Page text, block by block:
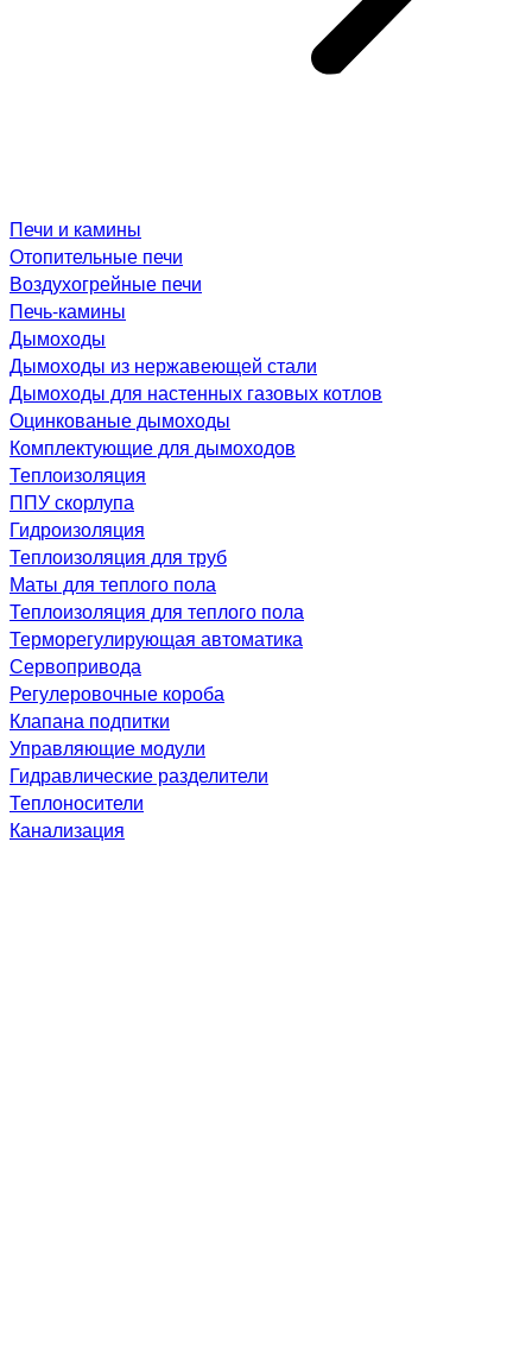
Печи и камины
Отопительные печи
Воздухогрейные печи
Печь-камины
Дымоходы
Дымоходы из нержавеющей стали
Дымоходы для настенных газовых котлов
Оцинкованые дымоходы
Комплектующие для дымоходов
Теплоизоляция
ППУ скорлупа
Гидроизоляция
Теплоизоляция для труб
Маты для теплого пола
Теплоизоляция для теплого пола
Терморегулирующая автоматика
Сервопривода
Регулеровочные короба
Клапана подпитки
Управляющие модули
Гидравлические разделители
Теплоносители
Канализация